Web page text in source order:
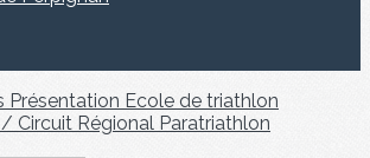
Présentation Ecole de triathlon
Circuit Régional Paratriathlon